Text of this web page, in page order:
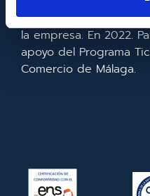
mejora de la
la empresa. En 2022.
apoyo del Programa
Comercio de Málaga.